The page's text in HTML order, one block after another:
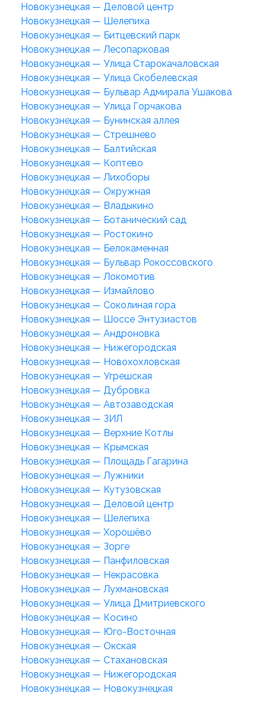
Новокузнецкая — Деловой центр
Новокузнецкая — Шелепиха
Новокузнецкая — Битцевский парк
Новокузнецкая — Лесопарковая
Новокузнецкая — Улица Старокачаловская
Новокузнецкая — Улица Скобелевская
Новокузнецкая — Бульвар Адмирала Ушакова
Новокузнецкая — Улица Горчакова
Новокузнецкая — Бунинская аллея
Новокузнецкая — Стрешнево
Новокузнецкая — Балтийская
Новокузнецкая — Коптево
Новокузнецкая — Лихоборы
Новокузнецкая — Окружная
Новокузнецкая — Владыкино
Новокузнецкая — Ботанический сад
Новокузнецкая — Ростокино
Новокузнецкая — Белокаменная
Новокузнецкая — Бульвар Рокоссовского
Новокузнецкая — Локомотив
Новокузнецкая — Измайлово
Новокузнецкая — Соколиная гора
Новокузнецкая — Шоссе Энтузиастов
Новокузнецкая — Андроновка
Новокузнецкая — Нижегородская
Новокузнецкая — Новохохловская
Новокузнецкая — Угрешская
Новокузнецкая — Дубровка
Новокузнецкая — Автозаводская
Новокузнецкая — ЗИЛ
Новокузнецкая — Верхние Котлы
Новокузнецкая — Крымская
Новокузнецкая — Площадь Гагарина
Новокузнецкая — Лужники
Новокузнецкая — Кутузовская
Новокузнецкая — Деловой центр
Новокузнецкая — Шелепиха
Новокузнецкая — Хорошёво
Новокузнецкая — Зорге
Новокузнецкая — Панфиловская
Новокузнецкая — Некрасовка
Новокузнецкая — Лухмановская
Новокузнецкая — Улица Дмитриевского
Новокузнецкая — Косино
Новокузнецкая — Юго-Восточная
Новокузнецкая — Окская
Новокузнецкая — Стахановская
Новокузнецкая — Нижегородская
Новокузнецкая — Новокузнецкая